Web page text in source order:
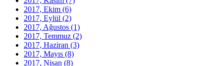
2017, Ekim (6)
2017, Eylül (2)
2017, Ağustos (1)
2017, Temmuz (2)
2017, Haziran (3)
2017, Mayıs (8)
2017, Nisan (8)